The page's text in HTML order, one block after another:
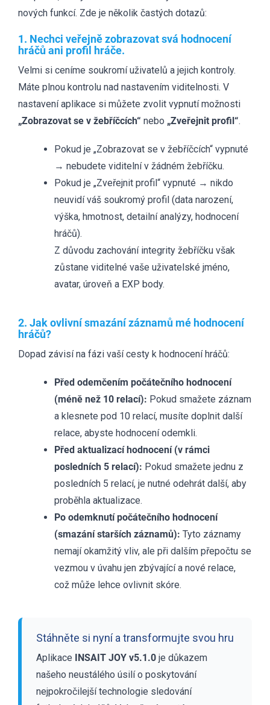
nových funkcí. Zde je několik častých dotazů:
1. Nechci veřejně zobrazovat svá hodnocení
hráčů ani profil hráče.
Velmi si ceníme soukromí uživatelů a jejich kontroly.
Máte plnou kontrolu nad nastavením viditelnosti. V
nastavení aplikace si můžete zvolit vypnutí možnosti
„Zobrazovat se v žebříčcích“ nebo „Zveřejnit profil“.
Pokud je „Zobrazovat se v žebříčcích“ vypnuté
→ nebudete viditelní v žádném žebříčku.
Pokud je „Zveřejnit profil“ vypnuté → nikdo
neuvidí váš soukromý profil (data narození,
výška, hmotnost, detailní analýzy, hodnocení
hráčů).
Z důvodu zachování integrity žebříčku však
zůstane viditelné vaše uživatelské jméno,
avatar, úroveň a EXP body.
2. Jak ovlivní smazání záznamů mé hodnocení
hráčů?
Dopad závisí na fázi vaší cesty k hodnocení hráčů:
Před odemčením počátečního hodnocení
(méně než 10 relací): Pokud smažete záznam
a klesnete pod 10 relací, musíte doplnit další
relace, abyste hodnocení odemkli.
Před aktualizací hodnocení (v rámci
posledních 5 relací): Pokud smažete jednu z
posledních 5 relací, je nutné odehrát další, aby
proběhla aktualizace.
Po odemknutí počátečního hodnocení
(smazání starších záznamů): Tyto záznamy
nemají okamžitý vliv, ale při dalším přepočtu se
vezmou v úvahu jen zbývající a nové relace,
což může lehce ovlivnit skóre.
Stáhněte si nyní a transformujte svou hru
Aplikace INSAIT JOY v5.1.0 je důkazem
našeho neustálého úsilí o poskytování
nejpokročilejší technologie sledování